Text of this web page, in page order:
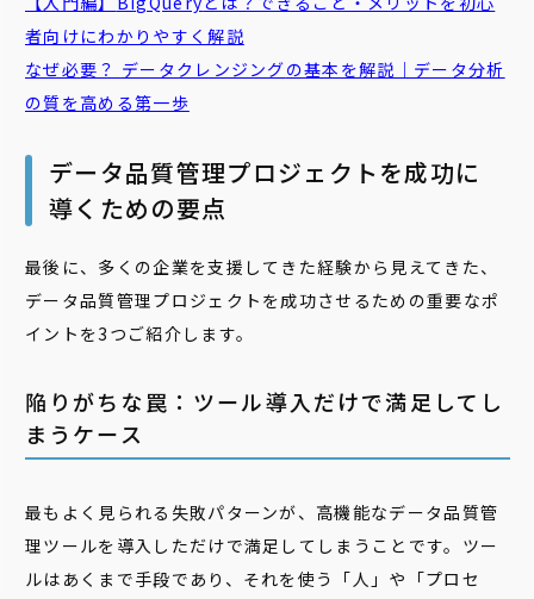
者向けにわかりやすく解説
なぜ必要？ データクレンジングの基本を解説｜データ分析
の質を高める第一歩
データ品質管理プロジェクトを成功に
導くための要点
最後に、多くの企業を支援してきた経験から見えてきた、
データ品質管理プロジェクトを成功させるための重要なポ
イントを3つご紹介します。
陥りがちな罠：ツール導入だけで満足してし
まうケース
最もよく見られる失敗パターンが、高機能なデータ品質管
理ツールを導入しただけで満足してしまうことです。ツー
ルはあくまで手段であり、それを使う「人」や「プロセ